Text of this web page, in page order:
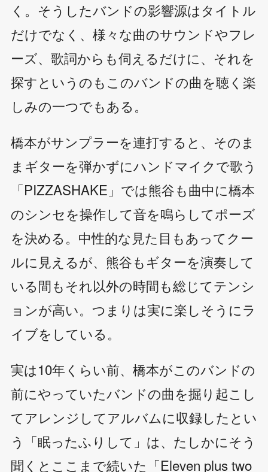
く。そうしたバンドの影響源はタイトル
だけでなく、様々な曲のサウンドやフレ
ーズ、歌詞からも伺えるだけに、それを
探すというのもこのバンドの曲を聴く楽
しみの一つでもある。
橋本がサンプラーを連打すると、そのま
まギターを弾かずにハンドマイクで歌う
「PIZZASHAKE」では熊谷も曲中に橋本
のシンセを操作して音を鳴らしてポーズ
を決める。中性的な見た目もあってクー
ルに見えるが、熊谷もギターを演奏して
いる間もそれ以外の時間も総じてテンシ
ョンが高い。つまりは実に楽しそうにラ
イブをしている。
実は10年くらい前、橋本がこのバンドの
前にやっていたバンドの曲を掘り起こし
てアレンジしてアルバムに収録したとい
う「眠ったふりして」は、たしかにそう
聞くとここまで続いた「Eleven plus two